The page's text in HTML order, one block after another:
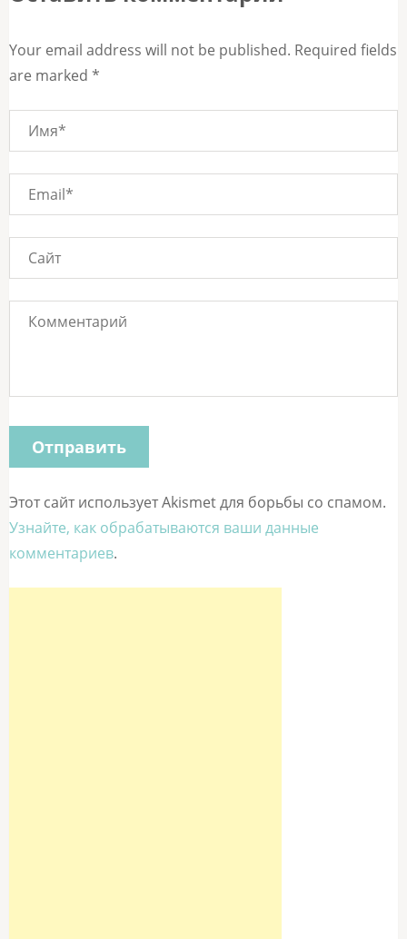
Your email address will not be published. Required fields
are marked *
Этот сайт использует Akismet для борьбы со спамом.
Узнайте, как обрабатываются ваши данные
комментариев.